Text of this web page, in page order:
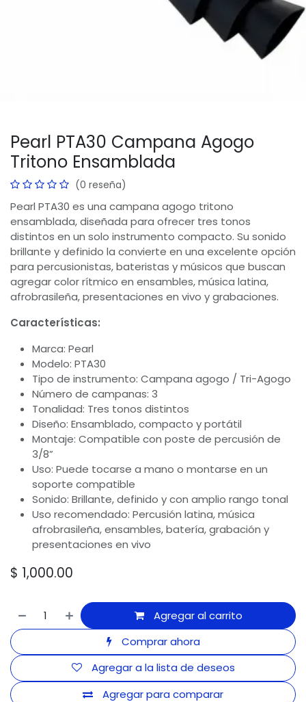
Pearl PTA30 Campana Agogo
Tritono Ensamblada
(0 reseña)
Pearl PTA30 es una campana agogo tritono
ensamblada, diseñada para ofrecer tres tonos
distintos en un solo instrumento compacto. Su sonido
brillante y definido la convierte en una excelente opción
para percusionistas, bateristas y músicos que buscan
agregar color rítmico en ensambles, música latina,
afrobrasileña, presentaciones en vivo y grabaciones.
Características:
Marca: Pearl
Modelo: PTA30
Tipo de instrumento: Campana agogo / Tri-Agogo
Número de campanas: 3
Tonalidad: Tres tonos distintos
Diseño: Ensamblado, compacto y portátil
Montaje: Compatible con poste de percusión de
3/8”
Uso: Puede tocarse a mano o montarse en un
soporte compatible
Sonido: Brillante, definido y con amplio rango tonal
Uso recomendado: Percusión latina, música
afrobrasileña, ensambles, batería, grabación y
presentaciones en vivo
$ 1,000.00
Agregar al carrito
Comprar ahora
Agregar para comparar
Agregar a la lista de deseos